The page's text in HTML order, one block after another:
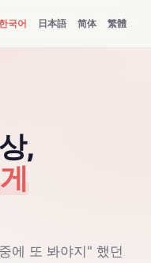
한국어 日本語 简体 繁體
,
에 또 봐야지" 했던